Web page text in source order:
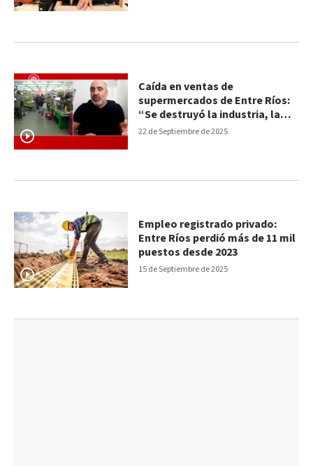
22 de Septiembre de 2025
Caída en ventas de
supermercados de Entre Ríos:
“Se destruyó la industria, la
producción y el salario”
15 de Septiembre de 2025
Empleo registrado privado:
Entre Ríos perdió más de 11 mil
puestos desde 2023